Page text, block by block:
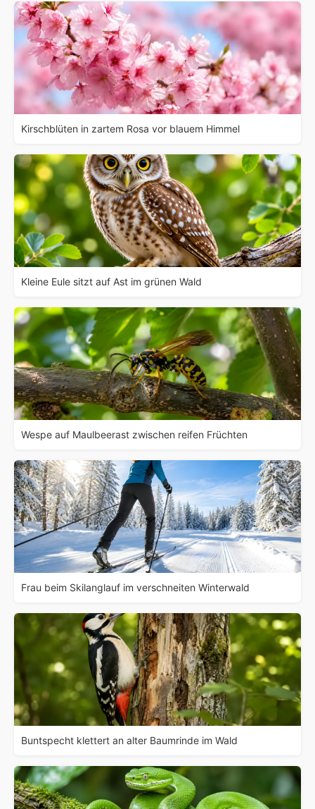
Kirschblüten in zartem Rosa vor blauem Himmel
Kleine Eule sitzt auf Ast im grünen Wald
Wespe auf Maulbeerast zwischen reifen Früchten
Frau beim Skilanglauf im verschneiten Winterwald
Buntspecht klettert an alter Baumrinde im Wald